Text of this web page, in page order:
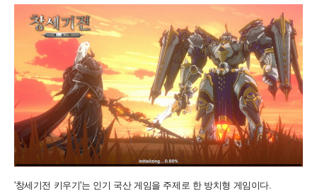
'창세기전 키우기'는 인기 국산 게임을 주제로 한 방치형 게임이다.